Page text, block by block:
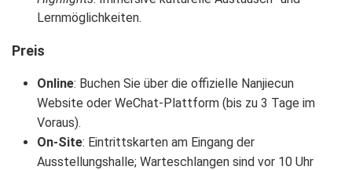
Lernmöglichkeiten.
Preis
Online: Buchen Sie über die offizielle Nanjiecun
Website oder WeChat-Plattform (bis zu 3 Tage im
Voraus).
On-Site: Eintrittskarten am Eingang der
Ausstellungshalle; Warteschlangen sind vor 10 Uhr